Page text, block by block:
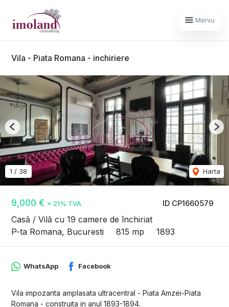
Meniu
Vila - Piata Romana - inchiriere
ID CP1660579
9,000 € + 21% TVA
Casă / Vilă cu 19 camere de închiriat
P-ta Romana, Bucuresti
815 mp 1893
1 / 38 Harta
Previous
WhatsApp Facebook
Vila impozanta amplasata ultracentral - Piata Amzei-Piata
Romana - construita in anul 1893-1894.